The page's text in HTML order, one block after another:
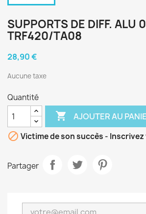
SUPPORTS DE DIFF. ALU
TRF420/TA08
28,90 €
Aucune taxe
Quantité
 AJOUTER AU
 Victime de son succès -
Partager